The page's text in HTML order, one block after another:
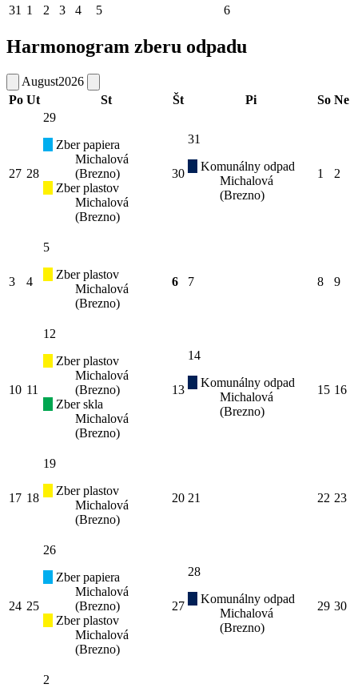
31 1 2 3 4 5 6
Harmonogram zberu odpadu
August2026
Po Ut St Št Pi So Ne
27 28
29
Zber papiera
Michalová
(Brezno)
Zber plastov
Michalová
(Brezno)
30
31
Komunálny odpad
Michalová
(Brezno)
1 2
3 4
5
Zber plastov
Michalová
(Brezno)
6 7 8 9
10 11
12
Zber plastov
Michalová
(Brezno)
Zber skla
Michalová
(Brezno)
13
14
Komunálny odpad
Michalová
(Brezno)
15 16
17 18
19
Zber plastov
Michalová
(Brezno)
20 21 22 23
24 25
26
Zber papiera
Michalová
(Brezno)
Zber plastov
Michalová
(Brezno)
27
28
Komunálny odpad
Michalová
(Brezno)
29 30
2